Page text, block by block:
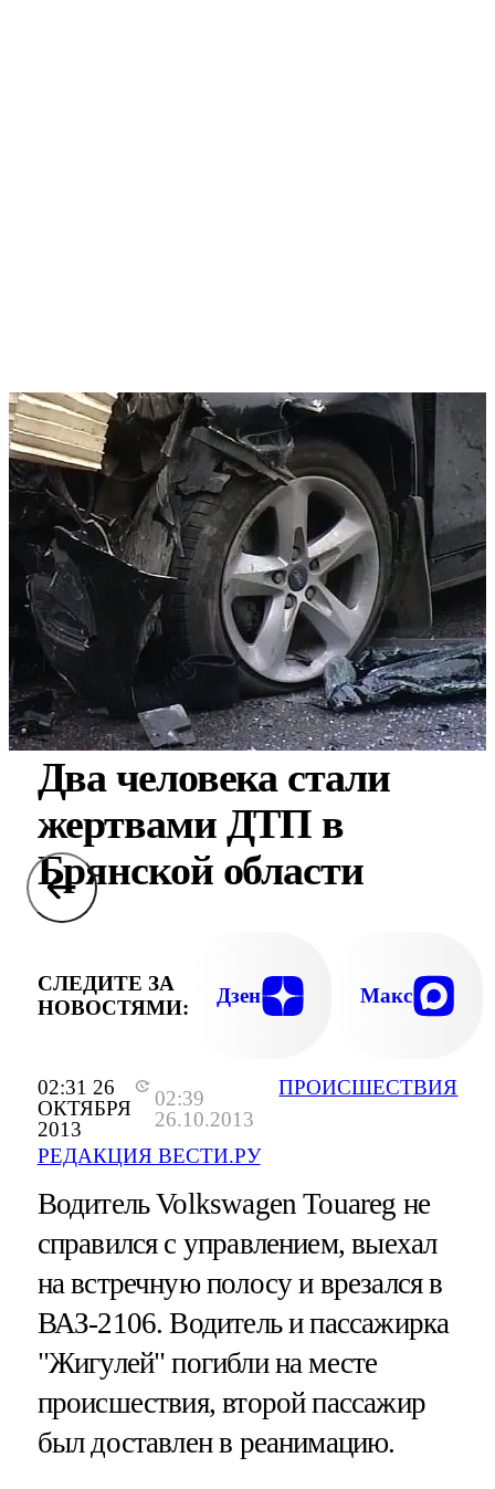
02:31 26
ОКТЯБРЯ
2013
02:39
26.10.2013
РЕДАКЦИЯ ВЕСТИ.РУ
ПРОИСШЕСТВИЯ
Два человека стали
жертвами ДТП в
Брянской области
СЛЕДИТЕ ЗА
НОВОСТЯМИ:
Дзен Макс
Водитель Volkswagen Touareg не
справился с управлением, выехал
на встречную полосу и врезался в
ВАЗ-2106. Водитель и пассажирка
"Жигулей" погибли на месте
происшествия, второй пассажир
был доставлен в реанимацию.